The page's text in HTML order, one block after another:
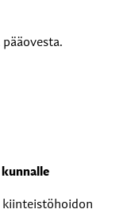
kiinteistöhoidon